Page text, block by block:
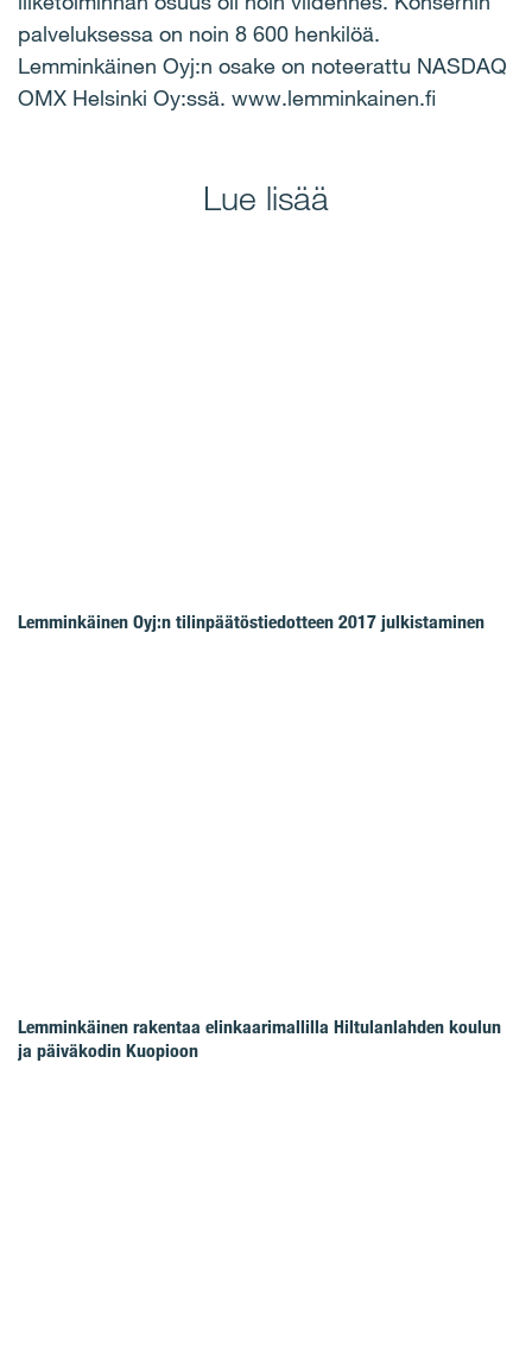
palveluksessa on noin 8 600 henkilöä.
Lemminkäinen Oyj:n osake on noteerattu NASDAQ
OMX Helsinki Oy:ssä. www.lemminkainen.fi
Lue lisää
Lemminkäinen Oyj:n tilinpäätöstiedotteen 2017 julkistaminen
Lemminkäinen rakentaa elinkaarimallilla Hiltulanlahden koulun
ja päiväkodin Kuopioon